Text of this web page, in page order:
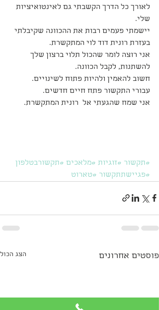
לאורך כל הדרך הקשבתי גם לאינטואיציות
שלי.
יישמתי פעמים רבות את ההכוונה שקיבלתי
בעזרת רונית דוד לוי המתקשרת.
אני רוצה לומר שהכול תלוי ברצון שלך
להשתנות, לקבל הכוונה.
חשוב להאמין ולהיות פתוח לשינויים.
עבורי התקשור פתח חיים חדשים.
אני שמח שהגעתי אל  רונית המתקשרת.
#תקשור #זוגיות #מלאכים #תקשורבטלפון
#פגיישתתקשור #טארוט
פוסטים אחרונים הצג הכול